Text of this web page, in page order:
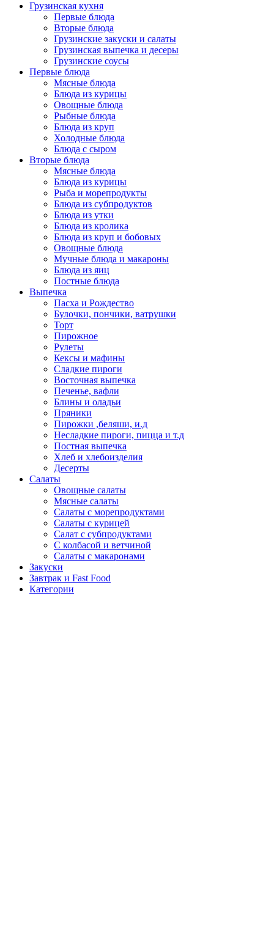
Грузинская кухня
Первые блюда
Вторые блюда
Грузинские закуски и салаты
Грузинская выпечка и десеры
Грузинские соусы
Первые блюда
Мясные блюда
Блюда из курицы
Овощные блюда
Рыбные блюда
Блюда из круп
Холодные блюда
Блюда с сыром
Вторые блюда
Мясные блюда
Блюда из курицы
Рыба и морепродукты
Блюда из субпродуктов
Блюда из утки
Блюда из кролика
Блюда из круп и бобовых
Овощные блюда
Мучные блюда и макароны
Блюда из яиц
Постные блюда
Выпечка
Пасха и Рождество
Булочки, пончики, ватрушки
Торт
Пирожное
Рулеты
Кексы и мафины
Сладкие пироги
Восточная выпечка
Печенье, вафли
Блины и оладьи
Пряники
Пирожки ,беляши, и.д
Несладкие пироги, пицца и т.д
Постная выпечка
Хлеб и хлебоизделия
Десерты
Салаты
Овощные салаты
Мясные салаты
Салаты с морепродуктами
Салаты с курицей
Салат с субпродуктами
С колбасой и ветчиной
Салаты с макаронами
Закуски
Завтрак и Fast Food
Категории